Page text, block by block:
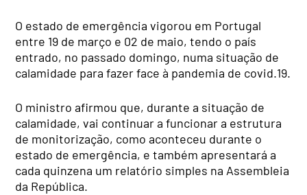
O estado de emergência vigorou em Portugal
entre 19 de março e 02 de maio, tendo o país
entrado, no passado domingo, numa situação de
calamidade para fazer face à pandemia de covid.19.
O ministro afirmou que, durante a situação de
calamidade, vai continuar a funcionar a estrutura
de monitorização, como aconteceu durante o
estado de emergência, e também apresentará a
cada quinzena um relatório simples na Assembleia
da República.